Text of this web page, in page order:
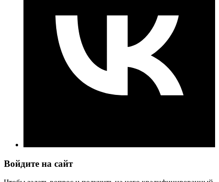
Войдите на сайт